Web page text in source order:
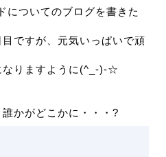
についてのブログを書きた
ですが、元気いっぱいで頑
なりますように(^_-)-☆
かがどこかに・・・?